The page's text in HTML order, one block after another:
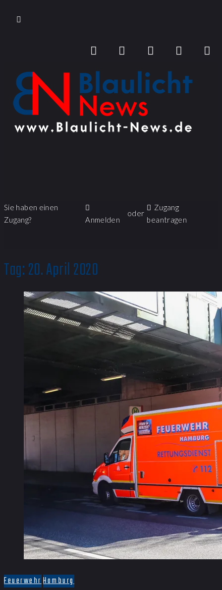
Sie haben einen
Zugang?
Anmelden
oder
Zugang
beantragen
Tag:20. April 2020
FeuerwehrHamburg